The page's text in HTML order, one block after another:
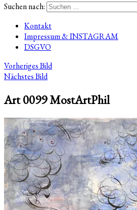
Suchen nach:
Kontakt
Impressum & INSTAGRAM
DSGVO
Vorheriges Bild
Nächstes Bild
Art 0099 MostArtPhil